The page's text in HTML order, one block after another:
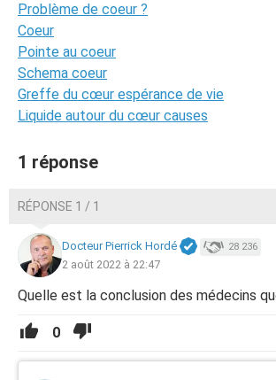
Problème de coeur ?
Coeur
Pointe au coeur
Schema coeur
Greffe du cœur espérance de vie
Liquide autour du cœur causes
1 réponse
RÉPONSE 1 / 1
Docteur Pierrick Hordé 28 236
2 août 2022 à 22:47
Quelle est la conclusion des médecins
0